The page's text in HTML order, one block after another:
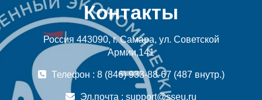
Контакты
Россия 443090, г. Самара, ул. Советской
Армии,141
Телефон : 8 (846) 933-88-67 (487 внутр.)
Эл.почта : support@sseu.ru